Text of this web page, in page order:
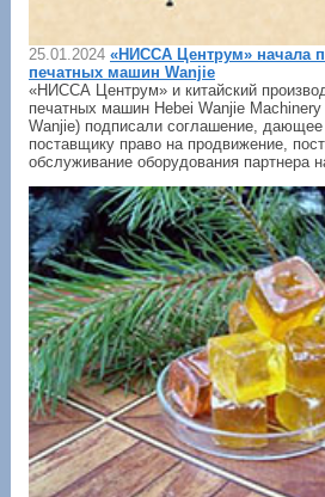
25.01.2024 «НИССА Центрум» начала
печатных машин Wanjie
«НИССА Центрум» и китайский
печатных машин Hebei Wanjie
Wanjie) подписали соглашение, дающее
поставщику право на продвижение,
обслуживание оборудования партнера